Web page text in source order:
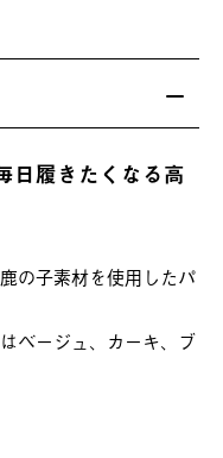
日履きたくなる高
の子素材を使用したパ
ベージュ、カーキ、ブ